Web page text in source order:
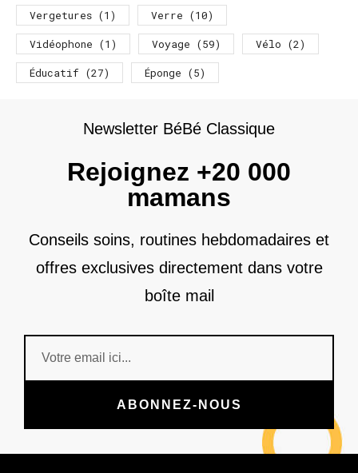
Vergetures (1) Verre (10)
Vidéophone (1) Voyage (59) Vélo (2)
Éducatif (27) Éponge (5)
Newsletter BéBé Classique
Rejoignez +20 000
mamans
Conseils soins, routines hebdomadaires et
offres exclusives directement dans votre
boîte mail
ABONNEZ-NOUS